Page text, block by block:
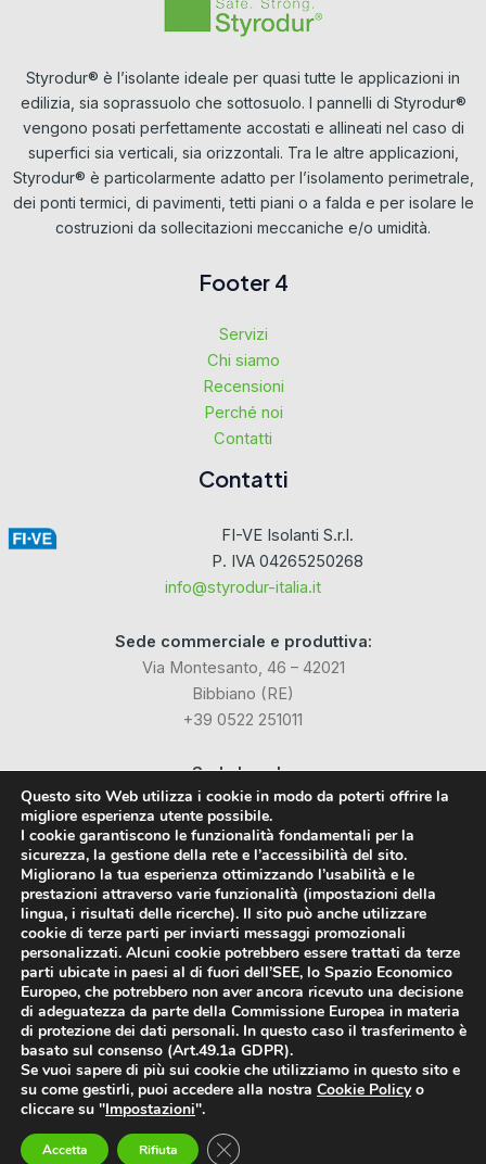
Styrodur® è l’isolante ideale per quasi tutte le applicazioni in
edilizia, sia soprassuolo che sottosuolo. I pannelli di Styrodur®
vengono posati perfettamente accostati e allineati nel caso di
superfici sia verticali, sia orizzontali. Tra le altre applicazioni,
Styrodur® è particolarmente adatto per l’isolamento perimetrale,
dei ponti termici, di pavimenti, tetti piani o a falda e per isolare le
costruzioni da sollecitazioni meccaniche e/o umidità.
Footer 4
Servizi
Chi siamo
Recensioni
Perché noi
Contatti
Contatti
FI-VE Isolanti S.r.l.
P. IVA 04265250268
info@styrodur-italia.it
Sede commerciale e produttiva:
Via Montesanto, 46 – 42021
Bibbiano (RE)
+39 0522 251011
Sede Legale:
Via Industriale dell’Isola, 3
24040 Chignolo d’Isola (BG)
Social
Facebook
LinkedIn
Styrodur® è un marchio registrato da BASF SE
© 2018-2026 FI-VE Isolanti srl -
04265250268
Questo sito Web utilizza i cookie in modo da poterti offrire la
migliore esperienza utente possibile.
I cookie garantiscono le funzionalità fondamentali per la
sicurezza, la gestione della rete e l’accessibilità del sito.
Migliorano la tua esperienza ottimizzando l’usabilità e le
prestazioni attraverso varie funzionalità (impostazioni della
lingua, i risultati delle ricerche). Il sito può anche utilizzare
cookie di terze parti per inviarti messaggi promozionali
personalizzati. Alcuni cookie potrebbero essere trattati da terze
parti ubicate in paesi al di fuori dell’SEE, lo Spazio Economico
Europeo, che potrebbero non aver ancora ricevuto una decisione
di adeguatezza da parte della Commissione Europea in materia
di protezione dei dati personali. In questo caso il trasferimento è
basato sul consenso (Art.49.1a GDPR).
Se vuoi sapere di più sui cookie che utilizziamo in questo sito e
su come gestirli, puoi accedere alla nostra Cookie Policyo
cliccare su "Impostazioni".
Accetta Rifiuta Close GDPR Cookie Banner